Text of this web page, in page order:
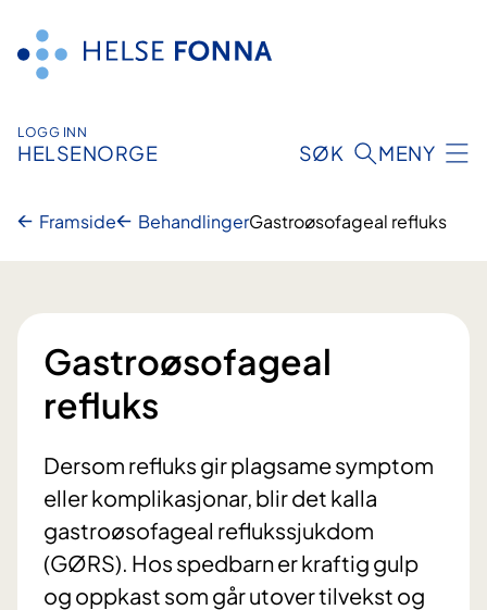
innhald
LOGG INN
HELSENORGE SØK MENY
Framside BehandlingerGastroøsofageal refluks
Gastroøsofageal
refluks
Dersom refluks gir plagsame symptom
eller komplikasjonar, blir det kalla
gastroøsofageal reflukssjukdom
(GØRS). Hos spedbarn er kraftig gulp
og oppkast som går utover tilvekst og